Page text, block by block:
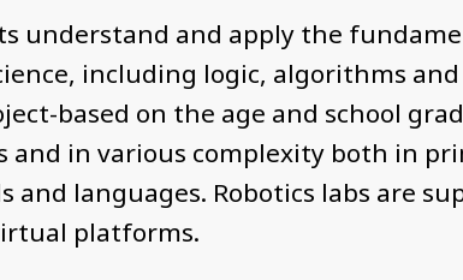
understand and apply the
including logic, algorithms
based on the age and school
and in various complexity both in
languages. Robotics labs are
platforms.